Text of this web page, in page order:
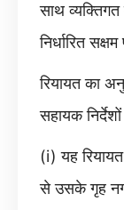
साथ
निर्धारित
रियायत का
सहायक
(i) यह
से उसके गृह